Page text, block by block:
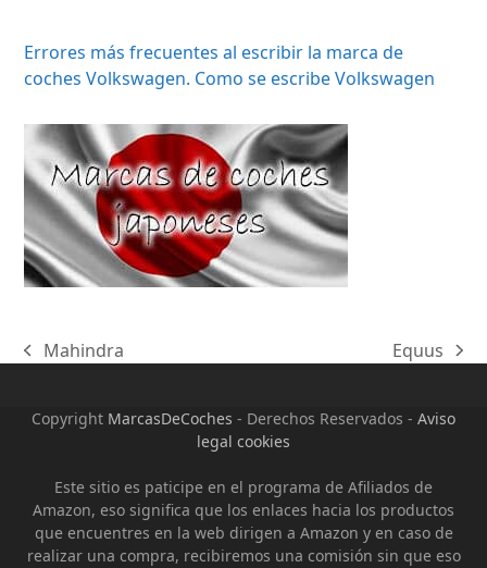
Errores más frecuentes al escribir la marca de
coches Volkswagen. Como se escribe Volkswagen
previous
Mahindra
next
Equus
Copyright MarcasDeCoches - Derechos Reservados - Aviso
legal cookies
Este sitio es paticipe en el programa de Afiliados de
Amazon, eso significa que los enlaces hacia los productos
que encuentres en la web dirigen a Amazon y en caso de
realizar una compra, recibiremos una comisión sin que eso